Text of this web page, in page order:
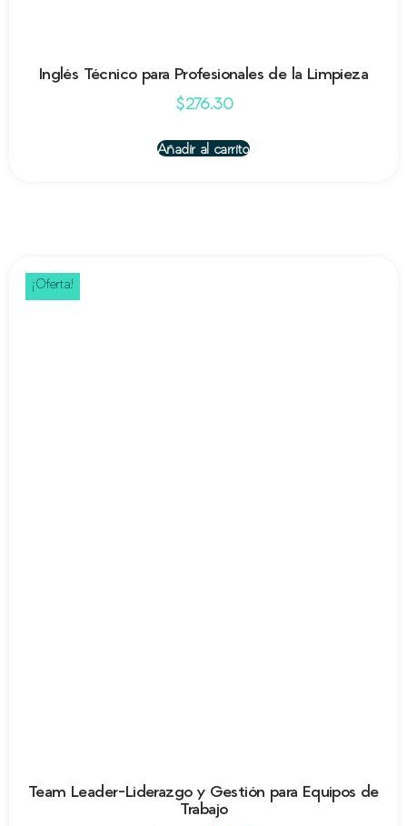
Inglés Técnico para Profesionales de la Limpieza
$276.30
Añadir al carrito
¡Oferta!
Team Leader-Liderazgo y Gestión para Equipos de
Trabajo